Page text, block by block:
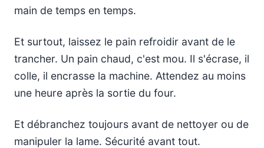
main de temps en temps.
Et surtout, laissez le pain refroidir avant de le
trancher. Un pain chaud, c'est mou. Il s'écrase, il
colle, il encrasse la machine. Attendez au moins
une heure après la sortie du four.
Et débranchez toujours avant de nettoyer ou de
manipuler la lame. Sécurité avant tout.